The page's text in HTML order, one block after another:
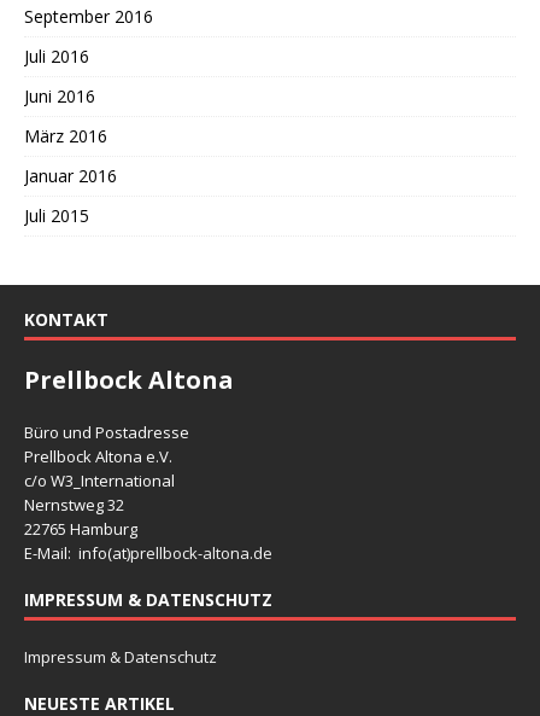
September 2016
Juli 2016
Juni 2016
März 2016
Januar 2016
Juli 2015
KONTAKT
Prellbock Altona
Büro und Postadresse
Prellbock Altona e.V.
c/o W3_International
Nernstweg 32
22765 Hamburg
E-Mail: info(at)prellbock-altona.de
IMPRESSUM & DATENSCHUTZ
Impressum & Datenschutz
NEUESTE ARTIKEL